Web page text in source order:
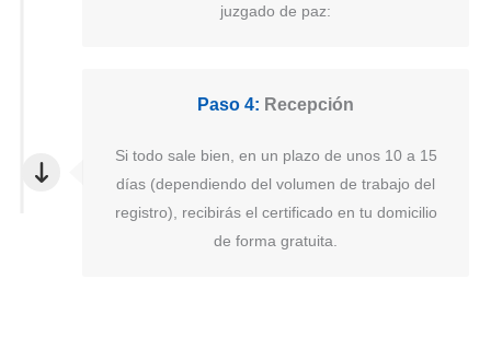
juzgado de paz:
Paso 4: Recepción
Si todo sale bien, en un plazo de unos 10 a 15
días (dependiendo del volumen de trabajo del
registro), recibirás el certificado en tu domicilio
de forma gratuita.